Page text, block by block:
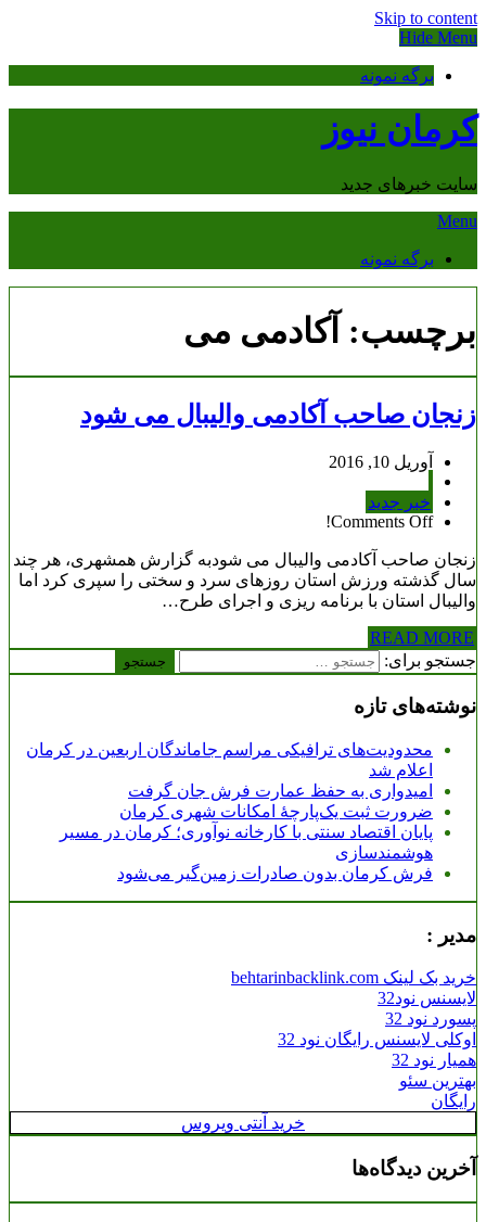
Skip to content
Hide Menu
برگه نمونه
کرمان نیوز
سایت خبرهای جدید
Menu
برگه نمونه
برچسب: آکادمی می
زنجان صاحب آکادمی والیبال می شود
آوریل 10, 2016
خبر جدید
Comments Off!
زنجان صاحب آکادمی والیبال می شودبه گزارش همشهری، هر چند
سال گذشته ورزش استان روزهای سرد و سختی را سپری کرد اما
والیبال استان با برنامه ریزی و اجرای طرح…
READ MORE
جستجو برای:
نوشته‌های تازه
محدودیت‌های ترافیکی مراسم جاماندگان اربعین در کرمان
اعلام شد
امیدواری به حفظ عمارت فرش جان گرفت
ضرورت ثبت یک‌پارچۀ امکانات شهری کرمان
پایان اقتصاد سنتی با کارخانه نوآوری؛ کرمان در مسیر
هوشمندسازی
فرش کرمان بدون صادرات زمین‌گیر می‌شود
مدیر :
خرید بک لینک behtarinbacklink.com
لایسنس نود32
پسورد نود 32
اوکلی لایسنس رایگان نود 32
همیار نود 32
بهترین سئو
رایگان
خرید آنتی ویروس
آخرین دیدگاه‌ها